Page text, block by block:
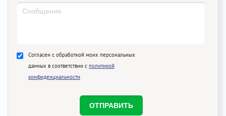
Согласен с обработкой моих персональных
данных в соответствии с политикой
конфиденциальности